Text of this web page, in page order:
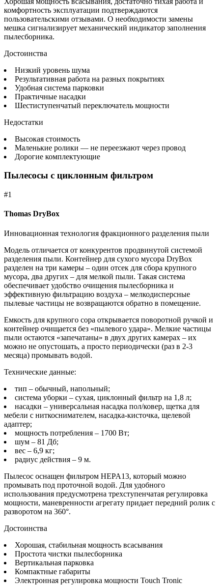
комфортность эксплуатации подтверждаются
пользовательскими отзывами. О необходимости замены
мешка сигнализирует механический индикатор заполнения
пылесборника.
Достоинства
Низкий уровень шума
Результативная работа на разных покрытиях
Удобная система парковки
Практичные насадки
Шестиступенчатый переключатель мощности
Недостатки
Высокая стоимость
Маленькие ролики — не переезжают через провод
Дорогие комплектующие
Пылесосы с циклонным фильтром
#1
Thomas DryBox
Инновационная технология фракционного разделения пыли
Модель отличается от конкурентов продвинутой системой
разделения пыли. Контейнер для сухого мусора DryBox
разделен на три камеры – один отсек для сбора крупного
мусора, два других – для мелкой пыли. Такая система
обеспечивает удобство очищения пылесборника и
эффективную фильтрацию воздуха – мелкодисперсные
пылевые частицы не возвращаются обратно в помещение.
Емкость для крупного сора открывается поворотной ручкой и
контейнер очищается без «пылевого удара». Мелкие частицы
пыли остаются «запечатаны» в двух других камерах – их
можно не опустошать, а просто периодически (раз в 2-3
месяца) промывать водой.
Технические данные:
тип – обычный, напольный;
система уборки – сухая, циклонный фильтр на 1,8 л;
насадки – универсальная насадка пол/ковер, щетка для
мебели с ниткоснимателем, насадка-кисточка, щелевой
адаптер;
мощность потребления – 1700 Вт;
шум – 81 Дб;
вес – 6,9 кг;
радиус действия – 9 м.
Пылесос оснащен фильтром HEPA13, который можно
промывать под проточной водой. Для удобного
использования предусмотрена трехступенчатая регулировка
мощности, маневренности агрегату придает передний ролик с
разворотом на 360°.
Достоинства
Хорошая, стабильная мощность всасывания
Простота чистки пылесборника
Вертикальная парковка
Компактные габариты
Электронная регулировка мощности Touch Tronic